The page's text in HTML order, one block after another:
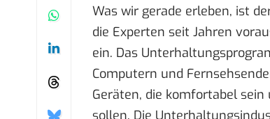
Was wir gerade erleben, ist
die Experten seit Jahren
ein. Das
Computern und
Geräten, die komfortabel sein
sollen. Die